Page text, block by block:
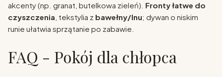
akcenty (np. granat, butelkowa zieleń). Fronty łatwe do
czyszczenia , tekstylia z bawełny/lnu; dywan o niskim
runie ułatwia sprzątanie po zabawie.
FAQ - Pokój dla chłopca